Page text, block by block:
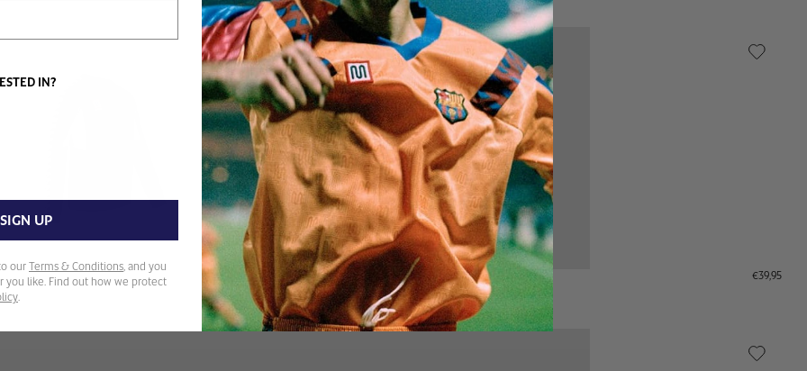
€39,95
IN?
SIGN UP
ourTerms & Conditions, and you
you like. Find out how we protect
.